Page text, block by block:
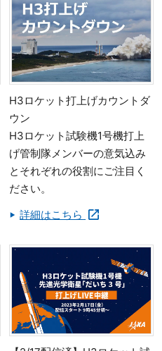
H3ロケット打上げカウントダ
ウン
H3ロケット試験機1号機打上
げ管制隊メンバーの意気込み
とそれぞれの役割にご注目く
ださい。
詳細はこちら